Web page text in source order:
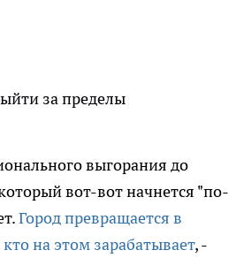
за пределы
выгорания до
вот-вот начнется "по-
Город превращается в
на этом зарабатывает, -